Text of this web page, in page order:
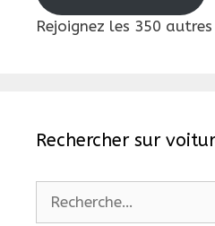
Rejoignez les 350
Rechercher sur